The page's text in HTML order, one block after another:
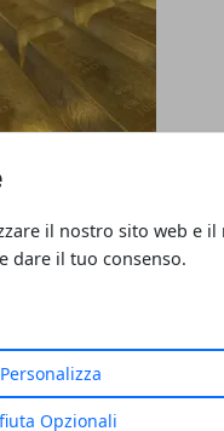
il nostro sito web e il
dare il tuo consenso.
Personalizza
Opzionali
un bene dal